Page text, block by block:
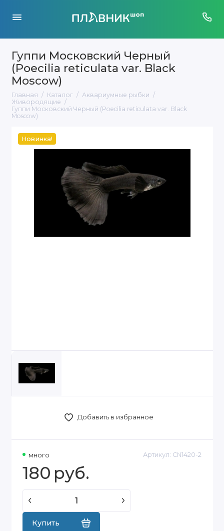
Гуппи Московский Черный
(Poecilia reticulata var. Black
Moscow)
Главная Каталог
Аквариумные рыбки
Живородящие
Гуппи Московский Черный (Poecilia reticulata var. Black
Moscow)
Новинка!
Добавить в избранное
много Артикул: CN1420-2
180 руб.
Купить